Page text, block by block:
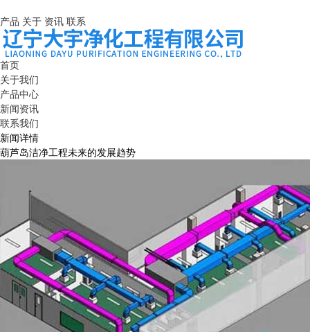
产品 关于 资讯 联系
首页
关于我们
产品中心
新闻资讯
联系我们
新闻详情
葫芦岛洁净工程未来的发展趋势